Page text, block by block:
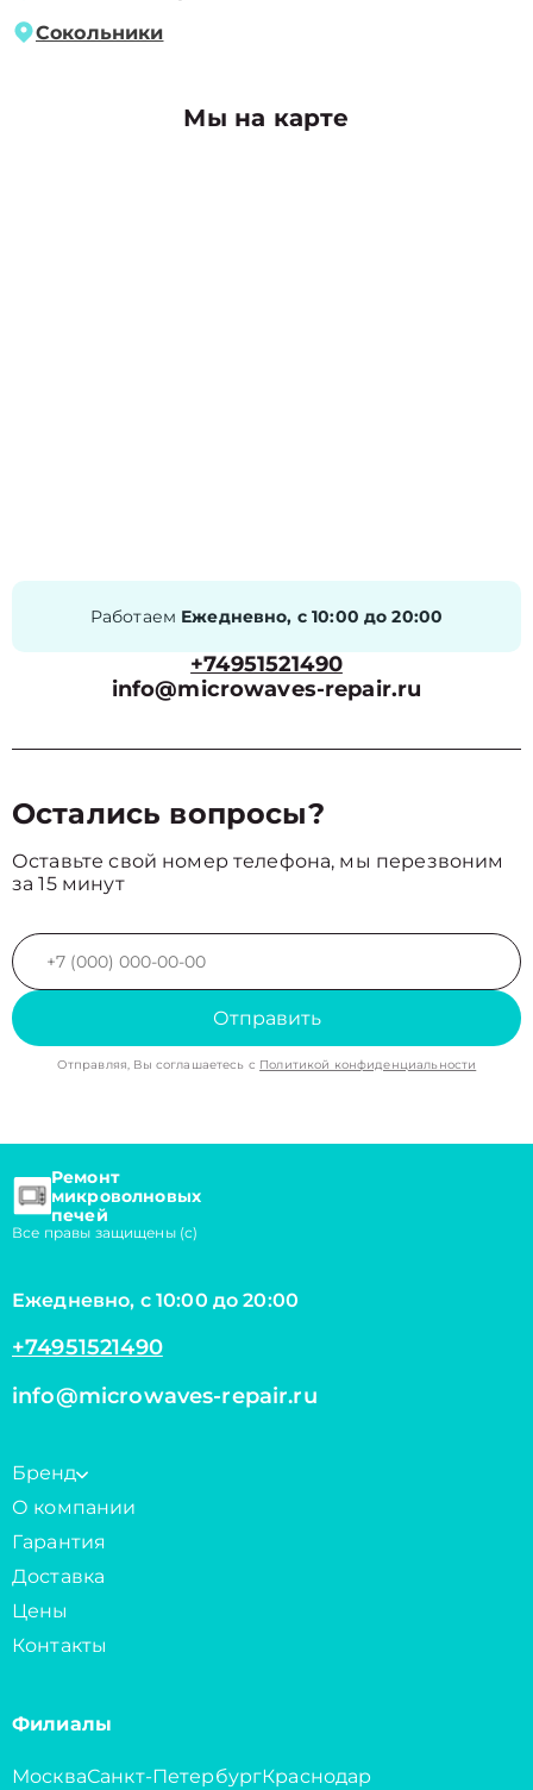
Сокольники
Мы на карте
Работаем Ежедневно, с 10:00 до 20:00
+74951521490
info@microwaves-repair.ru
Остались вопросы?
Оставьте свой номер телефона, мы перезвоним
за 15 минут
Отправить
Отправляя, Вы соглашаетесь с Политикой конфиденциальности
Ремонт
микроволновых
печей
Все правы защищены (с)
Ежедневно, с 10:00 до 20:00
+74951521490
info@microwaves-repair.ru
Бренд
О компании
Гарантия
Доставка
Цены
Контакты
Филиалы
МоскваСанкт-ПетербургКраснодар